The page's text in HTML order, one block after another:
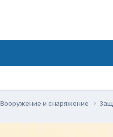
Вооружение и снаряжение